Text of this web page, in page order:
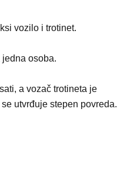
vozilo i trotinet.
osoba.
a vozač trotineta je
utvrđuje stepen povreda.